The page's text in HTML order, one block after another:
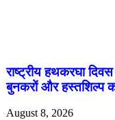
राष्ट्रीय हथकरघा
बुनकरों और हस्तशिल्प
August 8, 2026